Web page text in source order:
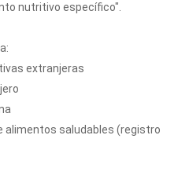
nutritivo específico".
extranjeras
alimentos saludables (registro